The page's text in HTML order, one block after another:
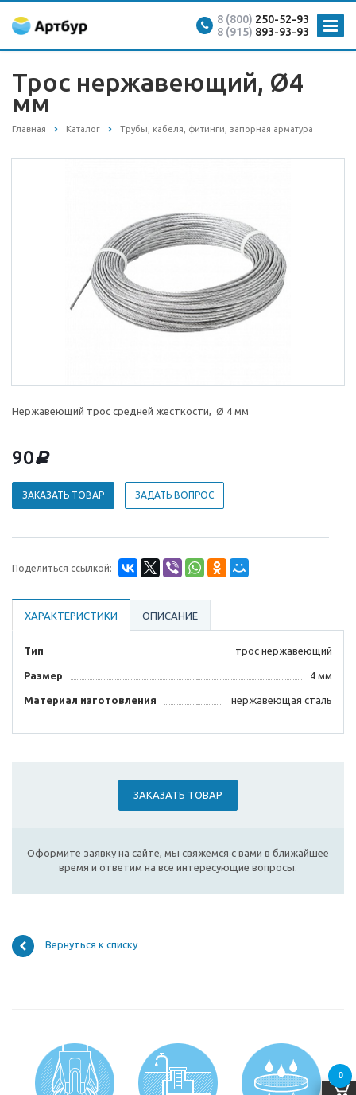
8 (800) 250-52-93
8 (915) 893-93-93
Трос нержавеющий, Ø4
мм
Главная Каталог Трубы, кабеля, фитинги, запорная арматура
Нержавеющий трос средней жесткости, Ø 4 мм
90d
ЗАКАЗАТЬ ТОВАР ЗАДАТЬ ВОПРОС
Поделиться ссылкой:
ХАРАКТЕРИСТИКИ ОПИСАНИЕ
Тип трос нержавеющий
Размер 4 мм
Материал изготовления нержавеющая сталь
ЗАКАЗАТЬ ТОВАР
Оформите заявку на сайте, мы свяжемся с вами в ближайшее
время и ответим на все интересующие вопросы.
Вернуться к списку
0